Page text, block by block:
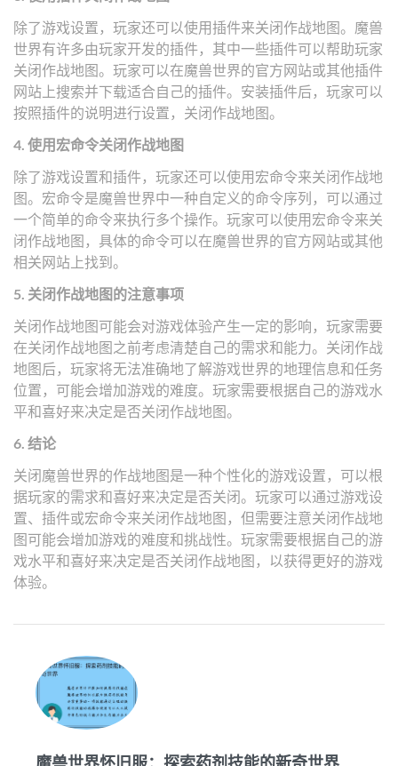
除了游戏设置，玩家还可以使用插件来关闭作战地图。魔兽
世界有许多由玩家开发的插件，其中一些插件可以帮助玩家
关闭作战地图。玩家可以在魔兽世界的官方网站或其他插件
网站上搜索并下载适合自己的插件。安装插件后，玩家可以
按照插件的说明进行设置，关闭作战地图。
4. 使用宏命令关闭作战地图
除了游戏设置和插件，玩家还可以使用宏命令来关闭作战地
图。宏命令是魔兽世界中一种自定义的命令序列，可以通过
一个简单的命令来执行多个操作。玩家可以使用宏命令来关
闭作战地图，具体的命令可以在魔兽世界的官方网站或其他
相关网站上找到。
5. 关闭作战地图的注意事项
关闭作战地图可能会对游戏体验产生一定的影响，玩家需要
在关闭作战地图之前考虑清楚自己的需求和能力。关闭作战
地图后，玩家将无法准确地了解游戏世界的地理信息和任务
位置，可能会增加游戏的难度。玩家需要根据自己的游戏水
平和喜好来决定是否关闭作战地图。
6. 结论
关闭魔兽世界的作战地图是一种个性化的游戏设置，可以根
据玩家的需求和喜好来决定是否关闭。玩家可以通过游戏设
置、插件或宏命令来关闭作战地图，但需要注意关闭作战地
图可能会增加游戏的难度和挑战性。玩家需要根据自己的游
戏水平和喜好来决定是否关闭作战地图，以获得更好的游戏
体验。